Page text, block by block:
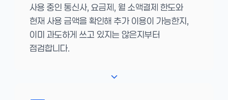
사용 중인 통신사, 요금제, 월 소액결제 한도와
현재 사용 금액을 확인해 추가 이용이 가능한지,
이미 과도하게 쓰고 있지는 않은지부터
점검합니다.